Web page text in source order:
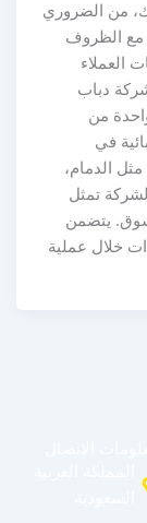
من الضروري
الظروف
دباب
من
في
الدمام،
تمثل
يتضمن
خلال عملية